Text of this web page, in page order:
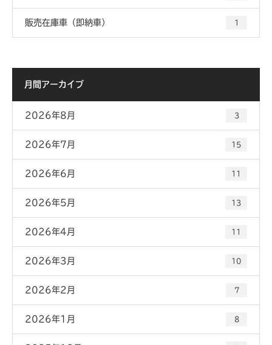
販売在庫車（即納車） 1
月間アーカイブ
2026年8月 3
2026年7月 15
2026年6月 11
2026年5月 13
2026年4月 11
2026年3月 10
2026年2月 7
2026年1月 8